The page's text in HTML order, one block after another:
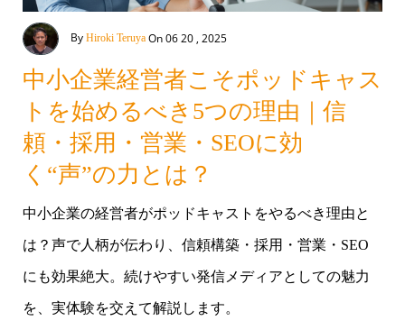
By Hiroki Teruya On 06 20 , 2025
中小企業経営者こそポッドキャス
トを始めるべき5つの理由｜信
頼・採用・営業・SEOに効
く“声”の力とは？
中小企業の経営者がポッドキャストをやるべき理由と
は？声で人柄が伝わり、信頼構築・採用・営業・SEO
にも効果絶大。続けやすい発信メディアとしての魅力
を、実体験を交えて解説します。